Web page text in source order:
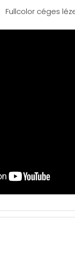
Fullcolor céges